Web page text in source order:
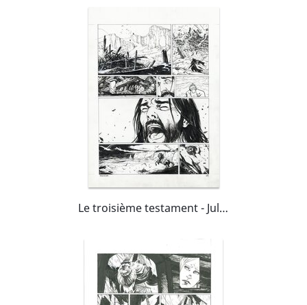
Le troisième testament - Julius IV